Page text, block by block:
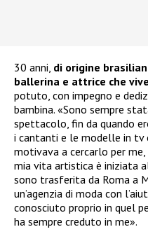
30 anni, di origine
ballerina e attrice che
potuto, con impegno e
bambina. «Sono sempre
spettacolo, fin da quando
i cantanti e le modelle in tv
motivava a cercarlo per
mia vita artistica è iniziata
sono trasferita da Roma a
un’agenzia di moda con
conosciuto proprio in quel
ha sempre creduto in me».